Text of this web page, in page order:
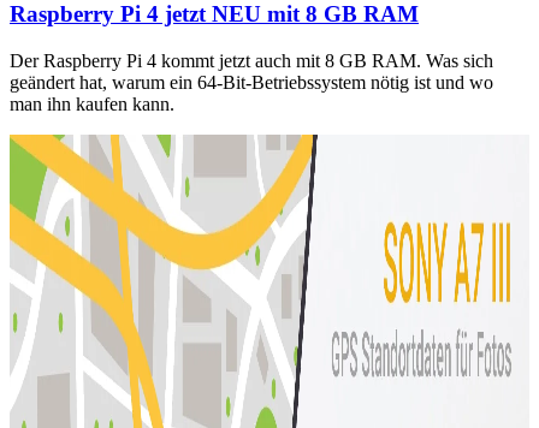
Raspberry Pi 4 jetzt NEU mit 8 GB RAM
Der Raspberry Pi 4 kommt jetzt auch mit 8 GB RAM. Was sich
geändert hat, warum ein 64-Bit-Betriebssystem nötig ist und wo
man ihn kaufen kann.